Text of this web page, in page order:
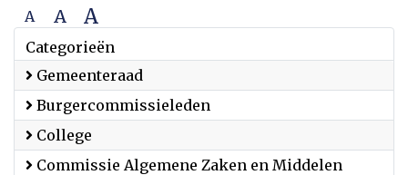
A A A
Categorieën
Gemeenteraad
Burgercommissieleden
College
Commissie Algemene Zaken en Middelen